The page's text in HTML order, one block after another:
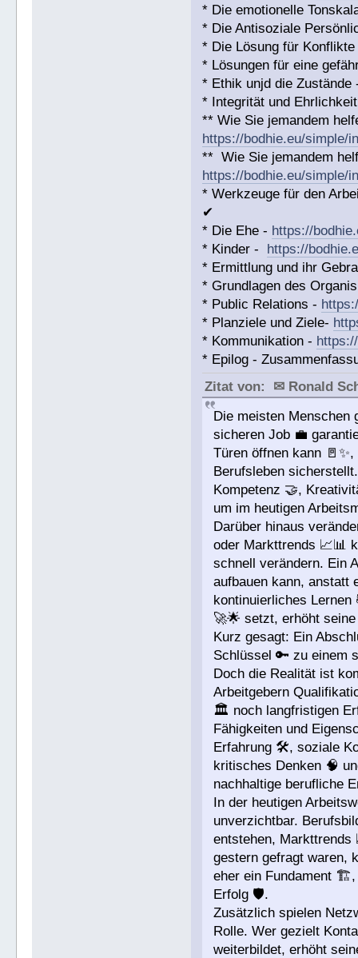
* Die emotionelle
* Die Antisoziale
* Die Lösung für
* Lösungen für eine
* Ethik unjd die
* Integrität und
** Wie Sie jemandem
https://bodhie.eu/simple/
** Wie Sie jemandem
https://bodhie.eu/simple/
* Werkzeuge für den
✔
* Die Ehe - https://
* Kinder - https://
* Ermittlung und ihr
* Grundlagen des
* Public Relations -
* Planziele und Ziele-
* Kommunikation -
* Epilog -
Zitat von: ✉ Ronald
Die meisten Menschen
sicheren Job 💼
Türen öffnen kann
Berufsleben
Kompetenz 🤝,
um im heutigen
Darüber hinaus
oder Markttrends 📈📊
schnell verändern. Ein
aufbauen kann,
kontinuierliches Lernen
🚀🌟 setzt, erhöht
Kurz gesagt: Ein
Schlüssel 🔑 zu einem
Doch die Realität ist
Arbeitgebern
🏛️ noch langfristigen
Fähigkeiten und
Erfahrung 🛠️, soziale
kritisches Denken 🧠
nachhaltige berufliche
In der heutigen
unverzichtbar.
entstehen, Markttrends
gestern gefragt waren,
eher ein Fundament 🏗️,
Erfolg 🛡️.
Zusätzlich spielen
Rolle. Wer gezielt
weiterbildet, erhöht